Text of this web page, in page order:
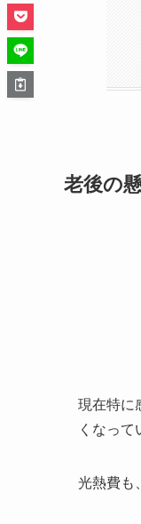
老後の
現在特に
くなって
光熱費も